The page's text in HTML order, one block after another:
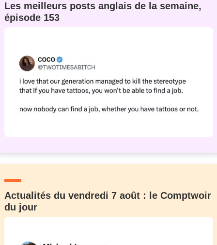
Les meilleurs posts anglais de la semaine,
épisode 153
Actualités du vendredi 7 août : le Comptwoir
du jour